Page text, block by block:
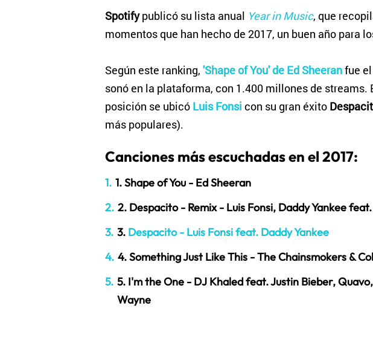
Spotifypublicó su lista anual Year in Music, que
momentos que han hecho de 2017, un buen año para
Según este ranking, 'Shape of You' de Ed Sheeranfue el
sonó en la plataforma, con 1.400 millones de streams.
posición se ubicó Luis Fonsi con su gran éxito
más populares).
Canciones más escuchadas en el 2017:
1. Shape of You - Ed Sheeran
2. Despacito - Remix - Luis Fonsi, Daddy Yankee
3. Despacito - Luis Fonsi feat. Daddy Yankee
4. Something Just Like This - The Chainsmokers &
5. I'm the One - DJ Khaled feat. Justin Bieber,
Wayne